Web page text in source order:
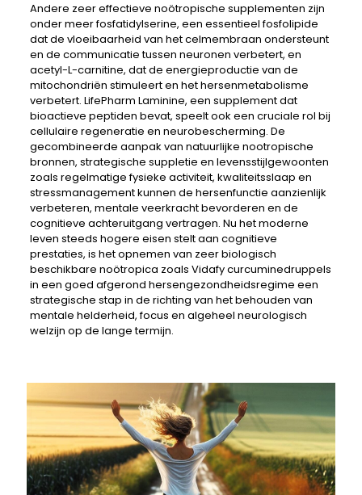
Andere zeer effectieve noötropische supplementen zijn
onder meer fosfatidylserine, een essentieel fosfolipide
dat de vloeibaarheid van het celmembraan ondersteunt
en de communicatie tussen neuronen verbetert, en
acetyl-L-carnitine, dat de energieproductie van de
mitochondriën stimuleert en het hersenmetabolisme
verbetert. LifePharm Laminine, een supplement dat
bioactieve peptiden bevat, speelt ook een cruciale rol bij
cellulaire regeneratie en neurobescherming. De
gecombineerde aanpak van natuurlijke nootropische
bronnen, strategische suppletie en levensstijlgewoonten
zoals regelmatige fysieke activiteit, kwaliteitsslaap en
stressmanagement kunnen de hersenfunctie aanzienlijk
verbeteren, mentale veerkracht bevorderen en de
cognitieve achteruitgang vertragen. Nu het moderne
leven steeds hogere eisen stelt aan cognitieve
prestaties, is het opnemen van zeer biologisch
beschikbare noötropica zoals Vidafy curcuminedruppels
in een goed afgerond hersengezondheidsregime een
strategische stap in de richting van het behouden van
mentale helderheid, focus en algeheel neurologisch
welzijn op de lange termijn.